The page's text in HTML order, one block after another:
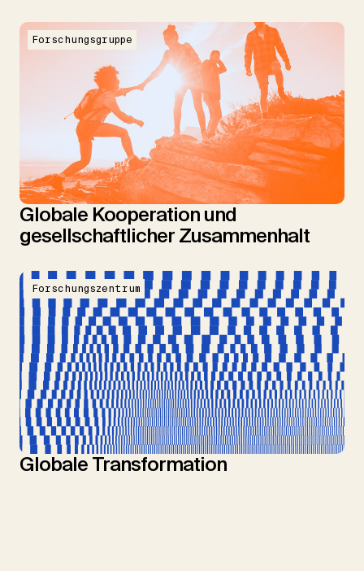
Forschungsgruppe
Globale Kooperation und
gesellschaftlicher Zusammenhalt
Forschungszentrum
Globale Transformation